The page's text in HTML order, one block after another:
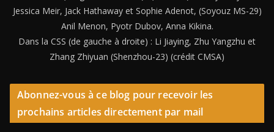
Jessica Meir, Jack Hathaway et Sophie Adenot, (Soyouz MS-29)
Anil Menon, Pyotr Dubov, Anna Kikina.
Dans la CSS (de gauche à droite) : Li Jiaying, Zhu Yangzhu et
Zhang Zhiyuan (Shenzhou-23) (crédit CMSA)
Abonnez-vous à ce blog pour recevoir les
prochains articles directement par mail